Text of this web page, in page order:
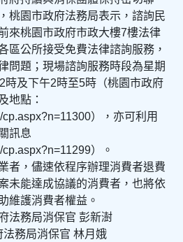
桃園市政府法務局表示，諮詢民
來桃園市政府市政大樓7樓法律
區公所接受免費法律諮詢服務，
問題；現場諮詢服務時段為星期
時及下午2時至5時（桃園市政府
地點：
），亦可利用
訊息
）。
者，儘速依程序辦理消費者退費
未能達成協議的消費者，也將依
維護消費者權益。
法務局消保官 彭新澍
消保官 林月娥